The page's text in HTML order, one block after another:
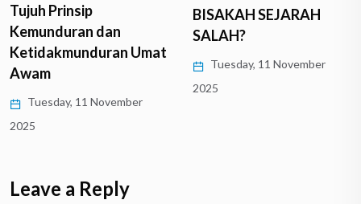
Tujuh Prinsip
Kemunduran dan
Ketidakmunduran Umat
Awam
Tuesday, 11 November
2025
BISAKAH SEJARAH
SALAH?
Tuesday, 11 November
2025
Leave a Reply